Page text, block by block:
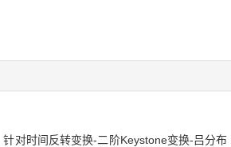
对时间反转变换-二阶Keystone变换-吕分